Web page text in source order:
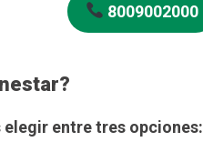
8009002000
elegir entre tres opciones: